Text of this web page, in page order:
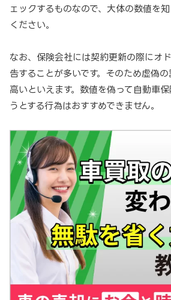
ェックするものなので、大体の数値を
ください。
なお、保険会社には契約更新の際にオ
告することが多いです。そのため虚偽
高いといえます。数値を偽って自動車
うとする行為はおすすめできません。